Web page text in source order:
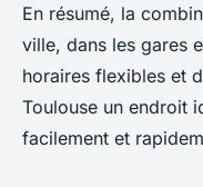
En résumé, la
ville, dans les gares
horaires flexibles et
Toulouse un endroit
facilement et